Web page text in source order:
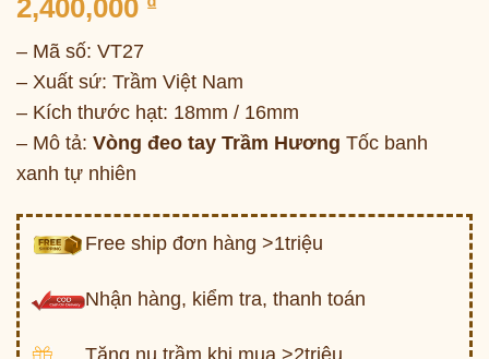
2,400,000
– Mã số: VT27
– Xuất sứ: Trầm Việt Nam
– Kích thước hạt: 18mm / 16mm
– Mô tả: Vòng đeo tay Trầm Hương Tốc banh
xanh tự nhiên
Free ship đơn hàng >1triệu
Nhận hàng, kiểm tra, thanh toán
Tặng nụ trầm khi mua >2triệu